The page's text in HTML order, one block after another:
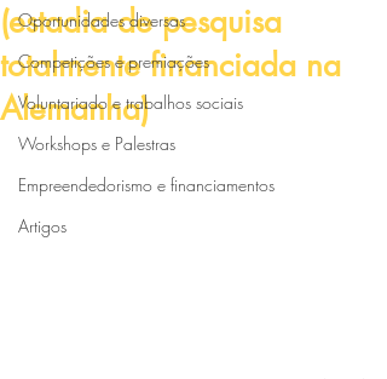
Oportunidades diversas
Competições e premiações
Voluntariado e trabalhos sociais
Workshops e Palestras
Empreendedorismo e financiamentos
Artigos
(estadia de pesquisa
totalmente financiada na
Alemanha)